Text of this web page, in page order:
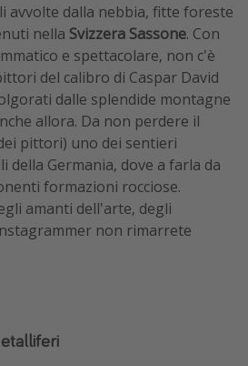
avvolte dalla nebbia, fitte foreste
nella Svizzera Sassone. Con
e spettacolare, non c'è
del calibro di Caspar David
dalle splendide montagne
allora. Da non perdere il
pittori) uno dei sentieri
della Germania, dove a farla da
formazioni rocciose.
amanti dell'arte, degli
non rimarrete